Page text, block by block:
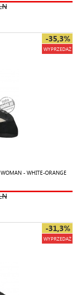
-35,3%
WYPRZEDAŻ
WOMAN - WHITE-ORANGE
-31,3%
WYPRZEDAŻ